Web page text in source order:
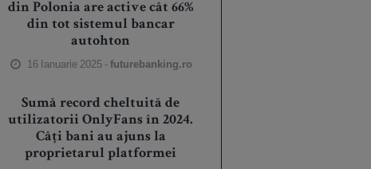
din Polonia are active cât 66%
din tot sistemul bancar
autohton
16 Ianuarie 2025 -futurebanking.ro
Sumă record cheltuită de
utilizatorii OnlyFans în 2024.
Câți bani au ajuns la
proprietarul platformei